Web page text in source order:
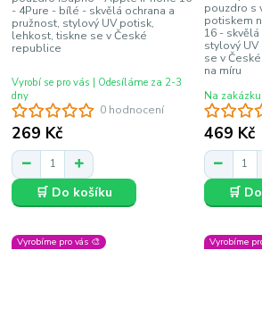
0 hodnocení
- 4Pure - bílé - skvělá ochrana a
pružnost, stylový UV potisk,
lehkost, tiskne se v České
republice
269 Kč
Vyrobí se pro vás | Odesíláme za 2-3
dny
🛒 Do košíku
pouzdro s
potiskem
16 -
stylový
se v
na míru
469 Kč
Na
🛒
Vyrobíme pro vás 🎨 Vyrobíme